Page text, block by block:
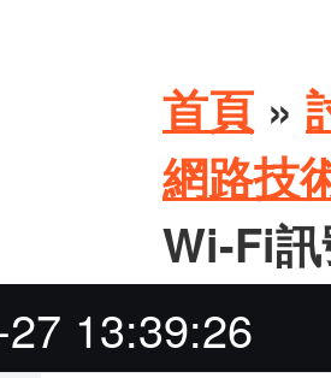
首頁 »
網路技
Wi-Fi
13:39:26